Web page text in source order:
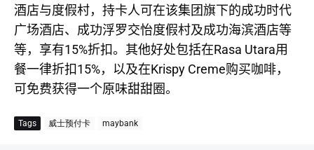
酒店与度假村，持卡人可在该集团旗下的成功时代
广场酒店、成功浮罗交怡度假村及成功海滨酒店等
等，享有15%折扣。其他好处包括在Rasa Utara用
餐一律折扣 15%，以及在Krispy Creme购买咖啡，
可免费获得一个原味甜甜圈。
Tags 威士预付卡 maybank